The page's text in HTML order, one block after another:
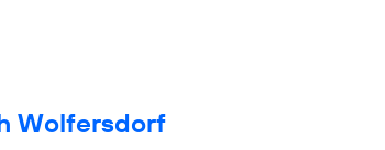
Wolfersdorf